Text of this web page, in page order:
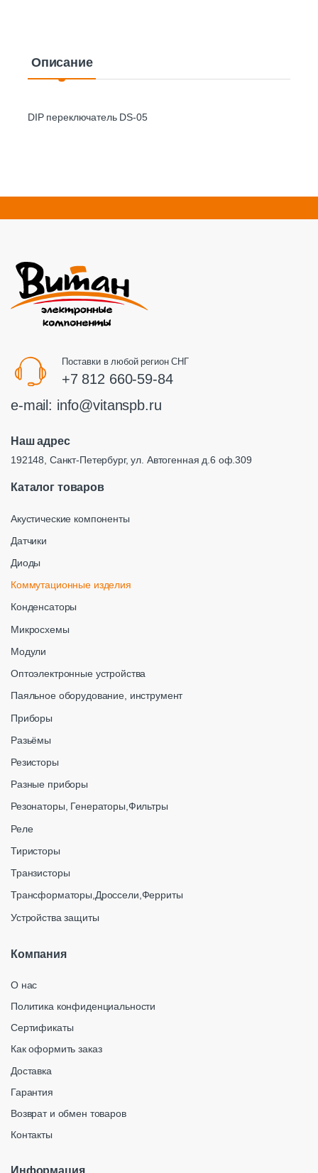
Описание
DIP переключатель DS-05
Поставки в любой регион СНГ
+7 812 660-59-84
e-mail: info@vitanspb.ru
Наш адрес
192148, Санкт-Петербург, ул. Автогенная д.6 оф.309
Каталог товаров
Акустические компоненты
Датчики
Диоды
Коммутационные изделия
Конденсаторы
Микросхемы
Модули
Оптоэлектронные устройства
Паяльное оборудование, инструмент
Приборы
Разьёмы
Резисторы
Разные приборы
Резонаторы, Генераторы,Фильтры
Реле
Тиристоры
Транзисторы
Трансформаторы,Дроссели,Ферриты
Устройства защиты
Компания
О нас
Политика конфиденциальности
Сертификаты
Как оформить заказ
Доставка
Гарантия
Возврат и обмен товаров
Контакты